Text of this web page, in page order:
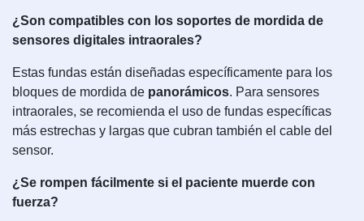
¿Son compatibles con los soportes de mordida de
sensores digitales intraorales?
Estas fundas están diseñadas específicamente para los
bloques de mordida de panorámicos. Para sensores
intraorales, se recomienda el uso de fundas específicas
más estrechas y largas que cubran también el cable del
sensor.
¿Se rompen fácilmente si el paciente muerde con
fuerza?